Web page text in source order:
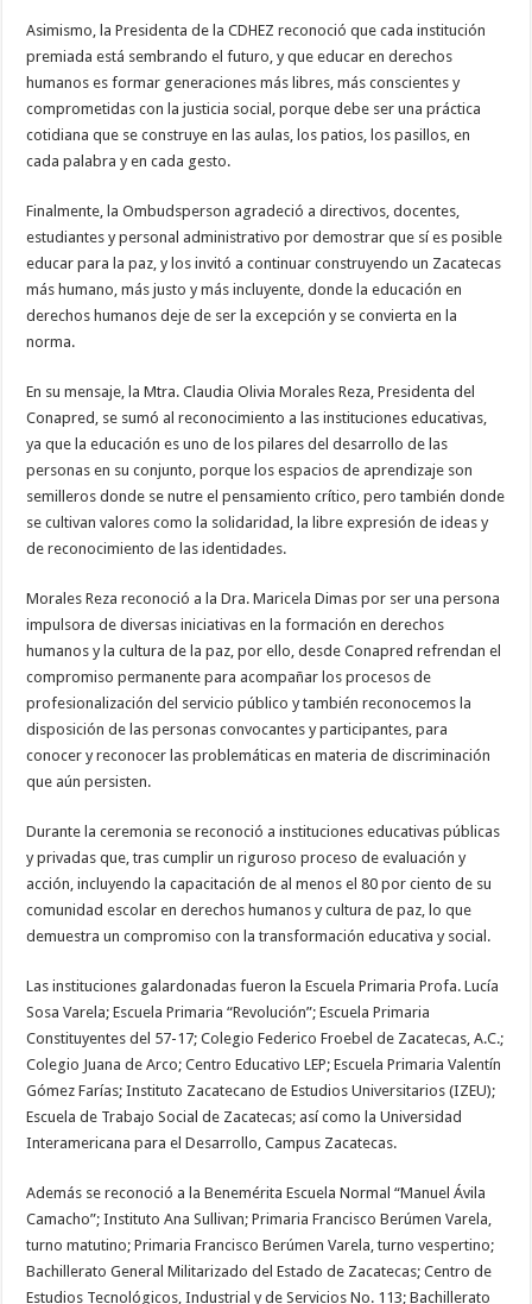
Asimismo, la Presidenta de la CDHEZ reconoció que cada institución
premiada está sembrando el futuro, y que educar en derechos
humanos es formar generaciones más libres, más conscientes y
comprometidas con la justicia social, porque debe ser una práctica
cotidiana que se construye en las aulas, los patios, los pasillos, en
cada palabra y en cada gesto.
Finalmente, la Ombudsperson agradeció a directivos, docentes,
estudiantes y personal administrativo por demostrar que sí es posible
educar para la paz, y los invitó a continuar construyendo un Zacatecas
más humano, más justo y más incluyente, donde la educación en
derechos humanos deje de ser la excepción y se convierta en la
norma.
En su mensaje, la Mtra. Claudia Olivia Morales Reza, Presidenta del
Conapred, se sumó al reconocimiento a las instituciones educativas,
ya que la educación es uno de los pilares del desarrollo de las
personas en su conjunto, porque los espacios de aprendizaje son
semilleros donde se nutre el pensamiento crítico, pero también donde
se cultivan valores como la solidaridad, la libre expresión de ideas y
de reconocimiento de las identidades.
Morales Reza reconoció a la Dra. Maricela Dimas por ser una persona
impulsora de diversas iniciativas en la formación en derechos
humanos y la cultura de la paz, por ello, desde Conapred refrendan el
compromiso permanente para acompañar los procesos de
profesionalización del servicio público y también reconocemos la
disposición de las personas convocantes y participantes, para
conocer y reconocer las problemáticas en materia de discriminación
que aún persisten.
Durante la ceremonia se reconoció a instituciones educativas públicas
y privadas que, tras cumplir un riguroso proceso de evaluación y
acción, incluyendo la capacitación de al menos el 80 por ciento de su
comunidad escolar en derechos humanos y cultura de paz, lo que
demuestra un compromiso con la transformación educativa y social.
Las instituciones galardonadas fueron la Escuela Primaria Profa. Lucía
Sosa Varela; Escuela Primaria “Revolución”; Escuela Primaria
Constituyentes del 57-17; Colegio Federico Froebel de Zacatecas, A.C.;
Colegio Juana de Arco; Centro Educativo LEP; Escuela Primaria Valentín
Gómez Farías; Instituto Zacatecano de Estudios Universitarios (IZEU);
Escuela de Trabajo Social de Zacatecas; así como la Universidad
Interamericana para el Desarrollo, Campus Zacatecas.
Además se reconoció a la Benemérita Escuela Normal “Manuel Ávila
Camacho”; Instituto Ana Sullivan; Primaria Francisco Berúmen Varela,
turno matutino; Primaria Francisco Berúmen Varela, turno vespertino;
Bachillerato General Militarizado del Estado de Zacatecas; Centro de
Estudios Tecnológicos, Industrial y de Servicios No. 113; Bachillerato